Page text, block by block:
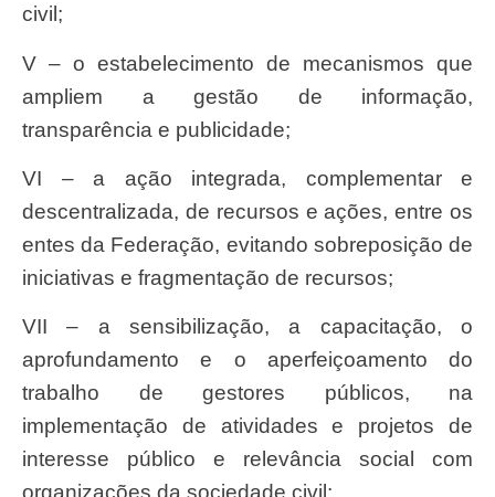
civil;
V – o estabelecimento de mecanismos que
ampliem a gestão de informação,
transparência e publicidade;
VI – a ação integrada, complementar e
descentralizada, de recursos e ações, entre os
entes da Federação, evitando sobreposição de
iniciativas e fragmentação de recursos;
VII – a sensibilização, a capacitação, o
aprofundamento e o aperfeiçoamento do
trabalho de gestores públicos, na
implementação de atividades e projetos de
interesse público e relevância social com